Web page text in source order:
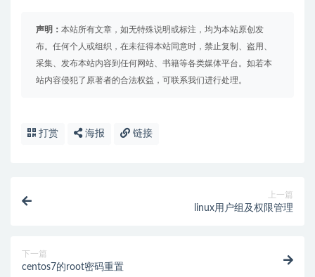
声明： 本站所有文章，如无特殊说明或标注，均为本站原创发
布。任何个人或组织，在未征得本站同意时，禁止复制、盗用、
采集、发布本站内容到任何网站、书籍等各类媒体平台。如若本
站内容侵犯了原著者的合法权益，可联系我们进行处理。
打赏 海报 链接
上一篇
linux用户组及权限管理
下一篇
centos7的root密码重置